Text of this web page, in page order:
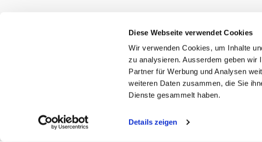
Diese Webseite verwendet Cookies
Wir verwenden Cookies, um Inhalte
zu analysieren. Ausserdem geben wir
Partner für Werbung und Analysen
weiteren Daten zusammen, die Sie
Dienste gesammelt haben.
Details zeigen